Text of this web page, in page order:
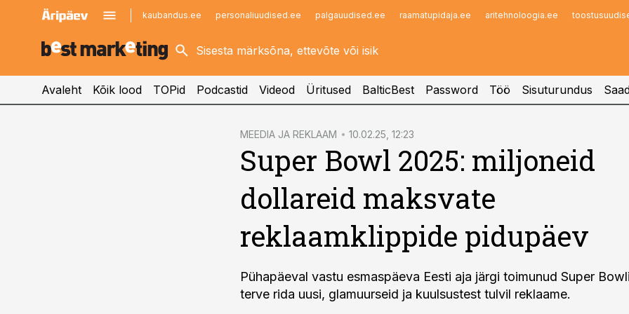
kaubandus.ee personaliuudised.ee palgauudised.ee raamatupidaja.ee aritehnoloogia.ee
kinnisvarauudised.ee
logistikauudised.ee
imelineajalugu.ee
Infopank
Avaleht Kõik lood TOPid Podcastid Videod Üritused BalticBest Password Töö Sisuturundus
MEEDIA JA REKLAAM 10.02.25, 12:23
Super Bowl 2025: miljoneid
dollareid maksvate
reklaamklippide pidupäev
Pühapäeval vastu esmaspäeva Eesti aja järgi toimunud Super
terve rida uusi, glamuurseid ja kuulsustest tulvil reklaame.